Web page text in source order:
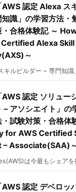
AWS 認定 Alexa ス
知識」の学習方法・
・合格体験記 ～
Certified Alexa
～
キルビルダー – 専門知
AWS 認定 ソリュー
– アソシエイト」の
・試験対策・合格
for AWS Certified
– Associate(SAA)
は今最もシェア
AWS 認定 デベロッ